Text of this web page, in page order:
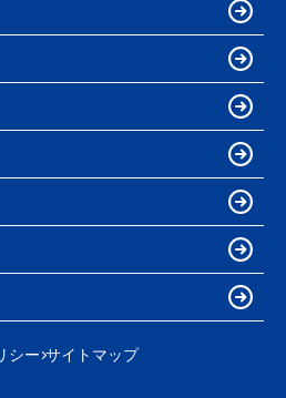
シー サイトマップ